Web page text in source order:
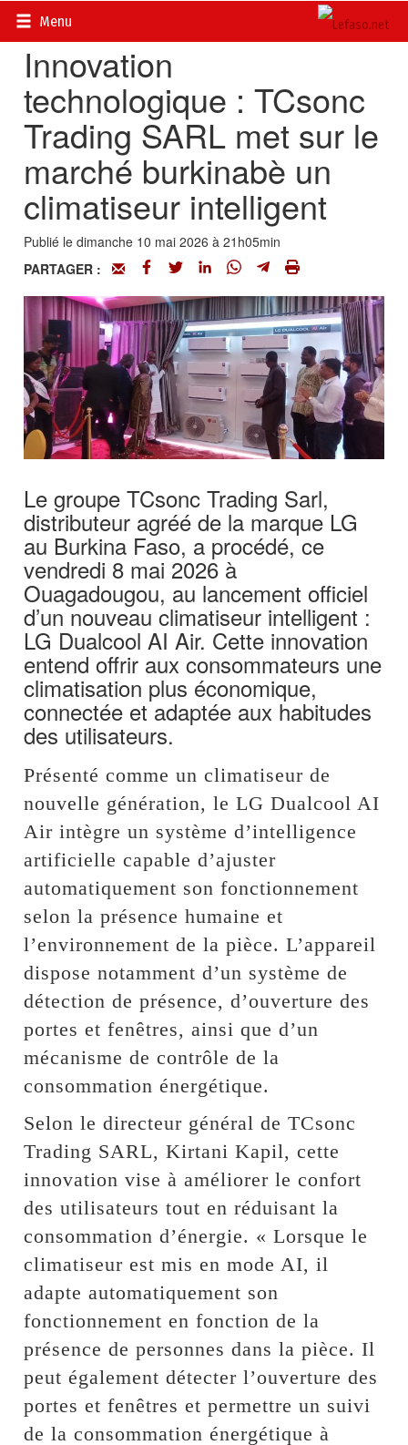
Menu
Accueil>
Innovation
technologique : TCsonc
Trading SARL met sur le
marché burkinabè un
climatiseur intelligent
Publié le dimanche 10 mai 2026 à 21h05min
PARTAGER :
Le groupe TCsonc Trading Sarl,
distributeur agréé de la marque LG
au Burkina Faso, a procédé, ce
vendredi 8 mai 2026 à
Ouagadougou, au lancement officiel
d’un nouveau climatiseur intelligent :
LG Dualcool AI Air. Cette innovation
entend offrir aux consommateurs une
climatisation plus économique,
connectée et adaptée aux habitudes
des utilisateurs.
Présenté comme un climatiseur de
nouvelle génération, le LG Dualcool AI
Air intègre un système d’intelligence
artificielle capable d’ajuster
automatiquement son fonctionnement
selon la présence humaine et
l’environnement de la pièce. L’appareil
dispose notamment d’un système de
détection de présence, d’ouverture des
portes et fenêtres, ainsi que d’un
mécanisme de contrôle de la
consommation énergétique.
Selon le directeur général de TCsonc
Trading SARL, Kirtani Kapil, cette
innovation vise à améliorer le confort
des utilisateurs tout en réduisant la
consommation d’énergie. « Lorsque le
climatiseur est mis en mode AI, il
adapte automatiquement son
fonctionnement en fonction de la
présence de personnes dans la pièce. Il
peut également détecter l’ouverture des
portes et fenêtres et permettre un suivi
de la consommation énergétique à